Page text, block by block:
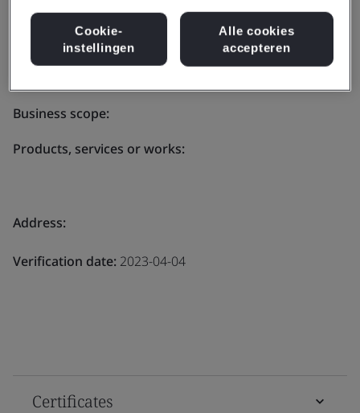
Dongguan Molex
Interconnect Co., Ltd.
Business scope:
Products, services or works:
Address:
Verification date: 2023-04-04
Certificates
Cookie-
instellingen
Alle cookies
accepteren